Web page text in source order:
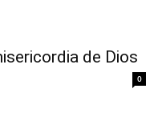
de Dios
0